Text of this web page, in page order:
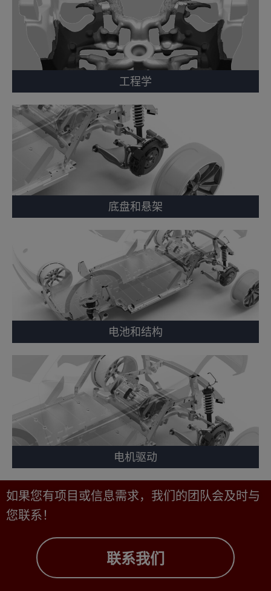
工程学
底盘和悬架
电池和结构
电机驱动
如果您有项目或信息需求，我们的团队会及时与
您联系！
联系我们